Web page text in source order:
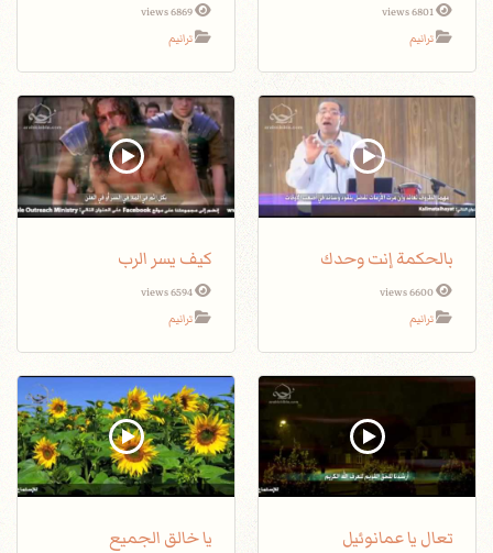
6801 views
ترانيم
6869 views
ترانيم
بالحكمة إنت وحدك
6600 views
ترانيم
كيف يسر الرب
6594 views
ترانيم
تعال يا عمانوئيل يا خالق الجميع